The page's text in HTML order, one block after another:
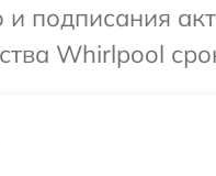
и подписания
Whirlpool